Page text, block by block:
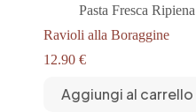
Pasta Fresca Ripiena
Ravioli alla Boraggine
12.90 €
Aggiungi al carrello